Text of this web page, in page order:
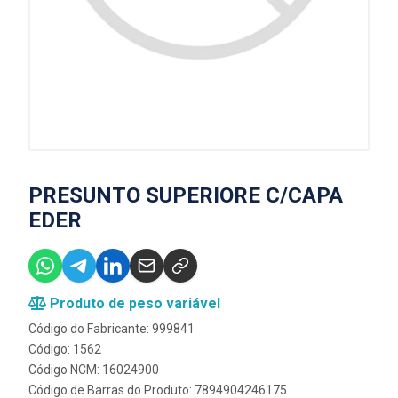
PRESUNTO SUPERIORE C/CAPA
EDER
Produto de peso variável
Código do Fabricante: 999841
Código: 1562
Código NCM: 16024900
Código de Barras do Produto: 7894904246175